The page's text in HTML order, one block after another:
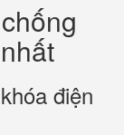
điện